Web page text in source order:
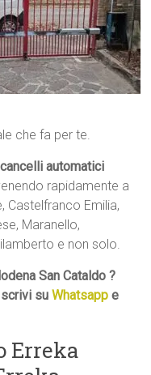
che fa per te.
automatici
rapidamente a
Castelfranco Emilia,
Maranello,
e non solo.
San Cataldo ?
scrivi suWhatsapp e
Erreka